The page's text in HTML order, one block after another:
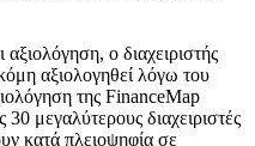
ο διαχειριστής
αξιολογηθεί λόγω του
της FinanceMap
30 μεγαλύτερους διαχειριστές
κατά πλειοψηφία σε